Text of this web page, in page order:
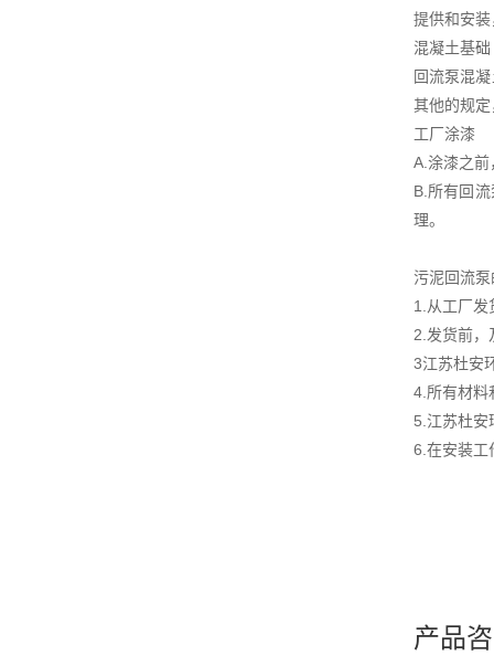
提供和安
混凝土基础
回流泵混
其他的规
工厂涂漆
A.涂漆之
B.所有回
理。
污泥回流
1.从工厂发
2.发货前，
3江苏杜安
4.所有材料
5.江苏杜安
6.在安装工
产品